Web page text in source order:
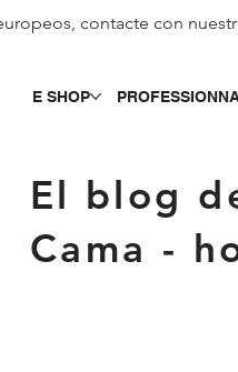
E SHOP
contacte con
El blog
Cama -